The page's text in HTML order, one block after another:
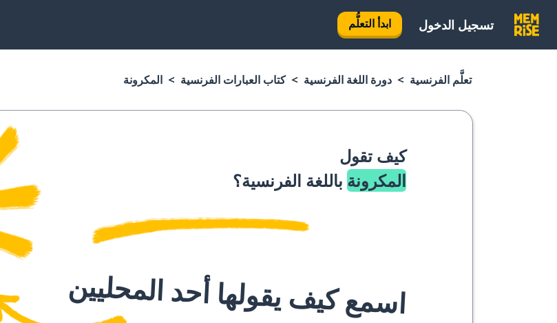
تسجيل الدخول ابدأ التعلُّم
تعلَّم الفرنسية دورة اللغة الفرنسية كتاب العبارات الفرنسية المكرونة
كيف تقول
المكرونة باللغة الفرنسية؟
اسمع كيف يقولها أحد المحليين